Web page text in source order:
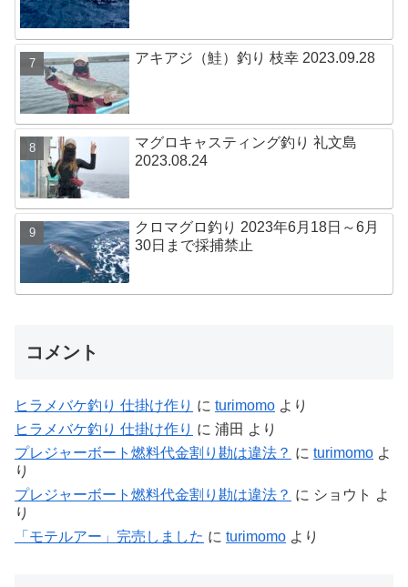
アキアジ（鮭）釣り 枝幸 2023.09.28
マグロキャスティング釣り 礼文島
2023.08.24
クロマグロ釣り 2023年6月18日～6月
30日まで採捕禁止
コメント
ヒラメバケ釣り 仕掛け作り に turimomo より
ヒラメバケ釣り 仕掛け作り に 浦田 より
プレジャーボート燃料代金割り勘は違法？ に turimomo よ
り
プレジャーボート燃料代金割り勘は違法？ に ショウト よ
り
「モテルアー」完売しました に turimomo より